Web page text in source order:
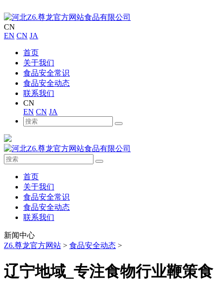
CN
EN CN JA
首页
关于我们
食品安全常识
食品安全动态
联系我们
CN
EN CN JA
首页
关于我们
食品安全常识
食品安全动态
联系我们
新闻中心
Z6.尊龙官方网站 > 食品安全动态 >
辽宁地域_专注食物行业鞭策食